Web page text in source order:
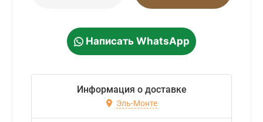
Написать WhatsApp
Информация о доставке
Эль-Монте